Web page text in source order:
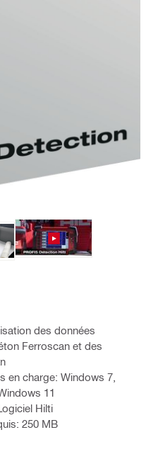
des données
Ferroscan et des
en charge: Windows 7,
11
Hilti
250 MB